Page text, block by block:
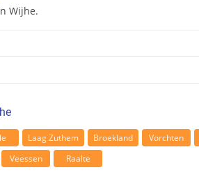
Wijhe.
Laag Zuthem Broekland Vorchten
Veessen Raalte